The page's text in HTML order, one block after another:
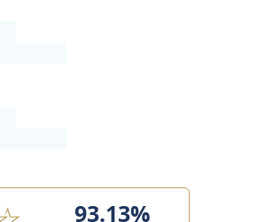
93.13%